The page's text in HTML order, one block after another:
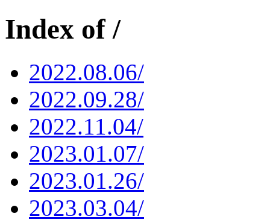
Index of /
2022.08.06/
2022.09.28/
2022.11.04/
2023.01.07/
2023.01.26/
2023.03.04/